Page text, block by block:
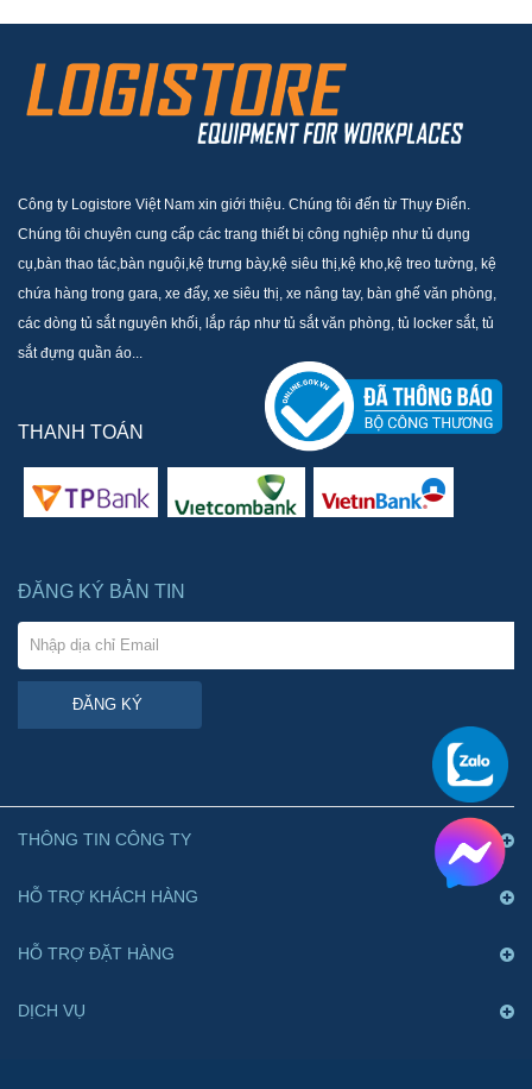
Công ty Logistore Việt Nam xin giới thiệu. Chúng tôi đến từ Thụy Điển.
Chúng tôi chuyên cung cấp các trang thiết bị công nghiệp như tủ dụng
cụ,bàn thao tác,bàn nguội,kệ trưng bày,kệ siêu thị,kệ kho,kệ treo tường, kệ
chứa hàng trong gara, xe đẩy, xe siêu thị, xe nâng tay, bàn ghế văn phòng,
các dòng tủ sắt nguyên khối, lắp ráp như tủ sắt văn phòng, tủ locker sắt, tủ
sắt đựng quần áo...
THANH TOÁN
ĐĂNG KÝ BẢN TIN
ĐĂNG KÝ
THÔNG TIN CÔNG TY
HỖ TRỢ KHÁCH HÀNG
HỖ TRỢ ĐẶT HÀNG
DỊCH VỤ